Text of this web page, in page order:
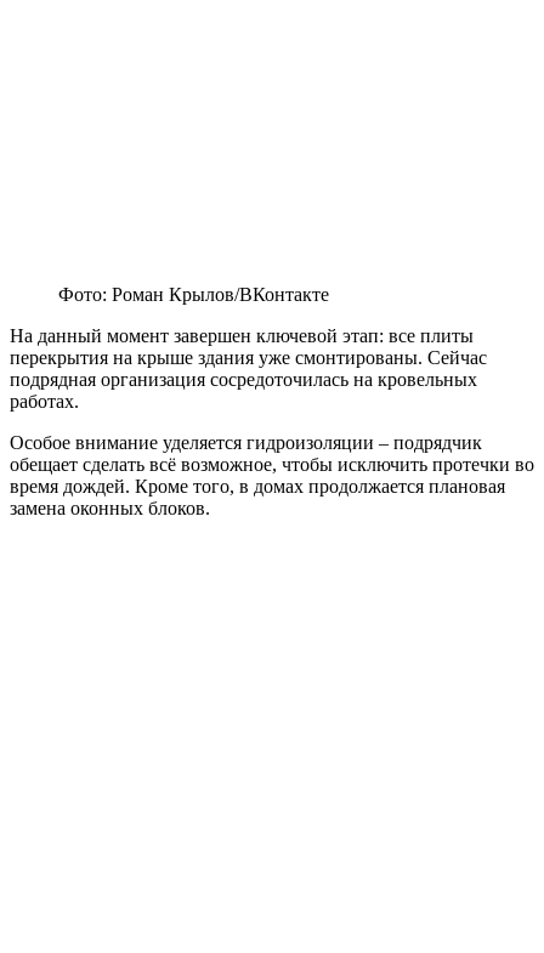
Фото: Роман Крылов/ВКонтакте
На данный момент завершен ключевой этап: все плиты
перекрытия на крыше здания уже смонтированы. Сейчас
подрядная организация сосредоточилась на кровельных
работах.
Особое внимание уделяется гидроизоляции – подрядчик
обещает сделать всё возможное, чтобы исключить протечки во
время дождей. Кроме того, в домах продолжается плановая
замена оконных блоков.